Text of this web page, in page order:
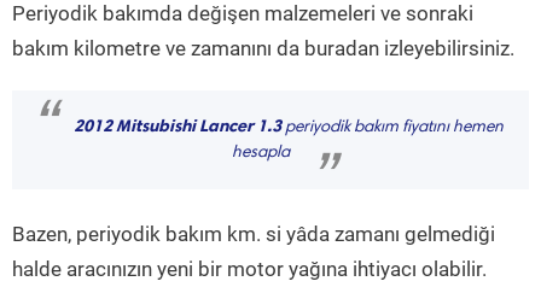
Periyodik bakımda değişen malzemeleri ve sonraki
bakım kilometre ve zamanını da buradan izleyebilirsiniz.
“ 2012 Mitsubishi Lancer 1.3periyodik bakım fiyatını hemen
hesapla
”
Bazen, periyodik bakım km. si yâda zamanı gelmediği
halde aracınızın yeni bir motor yağına ihtiyacı olabilir.